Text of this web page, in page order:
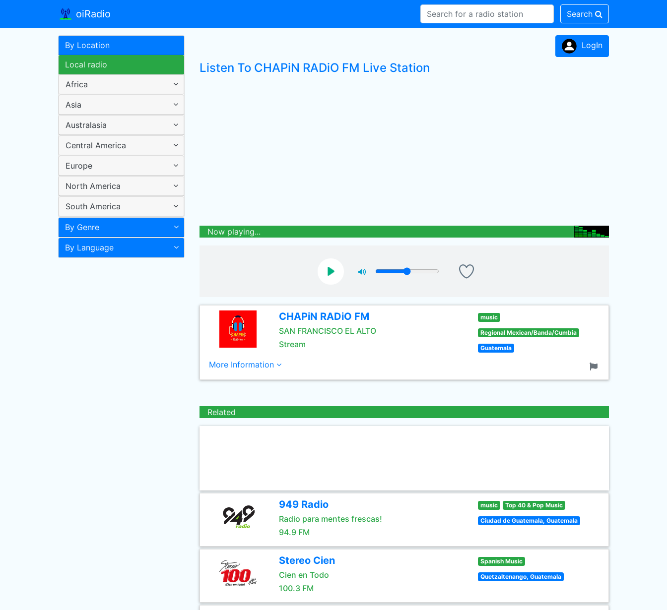
oiRadio Search
By Location
Local radio
Africa
Asia
Australasia
Central America
Europe
North America
South America
By Genre
By Language
LogIn
Listen To CHAPiN RADiO FM Live Station
Now playing...
CHAPiN RADiO FM
SAN FRANCISCO EL ALTO
Stream
music
Regional Mexican/Banda/Cumbia
Guatemala
More Information
Related
949 Radio
Radio para mentes frescas!
94.9 FM
music Top 40 & Pop Music
Ciudad de Guatemala, Guatemala
Stereo Cien
Cien en Todo
100.3 FM
Spanish Music
Quetzaltenango, Guatemala